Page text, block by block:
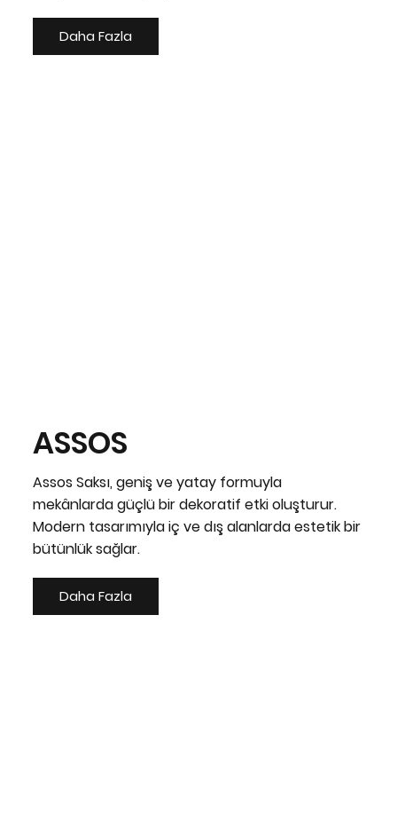
Daha Fazla
ASSOS
Assos Saksı, geniş ve yatay formuyla
mekânlarda güçlü bir dekoratif etki oluşturur.
Modern tasarımıyla iç ve dış alanlarda estetik bir
bütünlük sağlar.
Daha Fazla